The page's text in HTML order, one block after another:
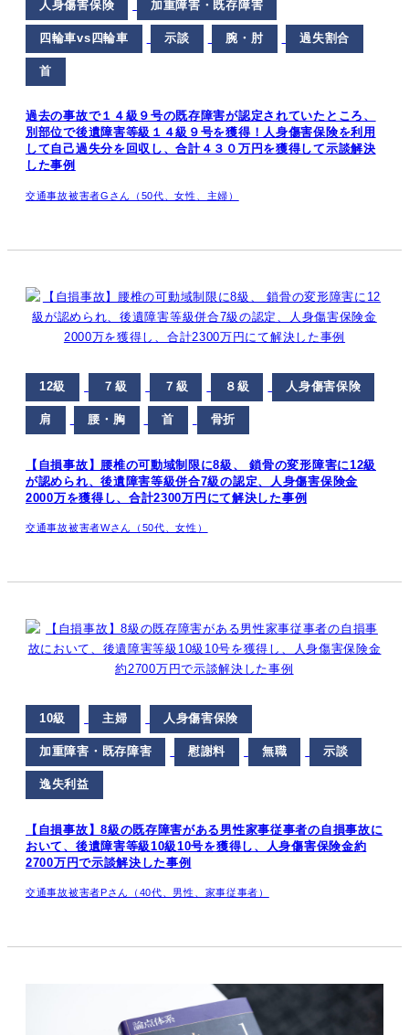
人身傷害保険 加重障害・既存障害
四輪車vs四輪車 示談 腕・肘 過失割合
首
過去の事故で１４級９号の既存障害が認定されていたところ、
別部位で後遺障害等級１４級９号を獲得！人身傷害保険を利用
して自己過失分を回収し、合計４３０万円を獲得して示談解決
した事例
交通事故被害者Gさん（50代、女性、主婦）
12級 ７級 ７級 ８級 人身傷害保険
肩 腰・胸 首 骨折
【自損事故】腰椎の可動域制限に8級、 鎖骨の変形障害に12級
が認められ、後遺障害等級併合7級の認定、人身傷害保険金
2000万を獲得し、合計2300万円にて解決した事例
交通事故被害者Wさん（50代、女性）
10級 主婦 人身傷害保険
加重障害・既存障害 慰謝料 無職 示談
逸失利益
【自損事故】8級の既存障害がある男性家事従事者の自損事故に
おいて、後遺障害等級10級10号を獲得し、人身傷害保険金約
2700万円で示談解決した事例
交通事故被害者Pさん（40代、男性、家事従事者）